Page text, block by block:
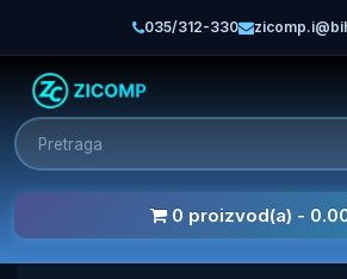
035/312-330
0 proizvod(a) -